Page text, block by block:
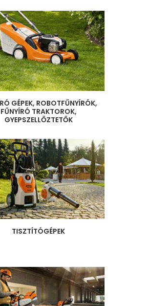
GÉPEK, ROBOTFŰNYÍRÓK,
FŰNYÍRÓ TRAKTOROK,
GYEPSZELLŐZTETŐK
TISZTÍTÓGÉPEK